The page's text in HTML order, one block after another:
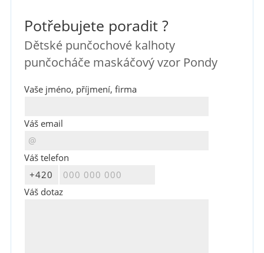
Potřebujete poradit ?
Dětské punčochové kalhoty
punčocháče maskáčový vzor Pondy
Vaše jméno, příjmení, firma
Váš email
Váš telefon
Váš dotaz